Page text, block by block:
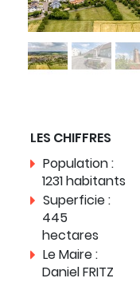
LES CHIFFRES
Population :
1231 habitants
Superficie :
445
hectares
Le Maire :
Daniel FRITZ